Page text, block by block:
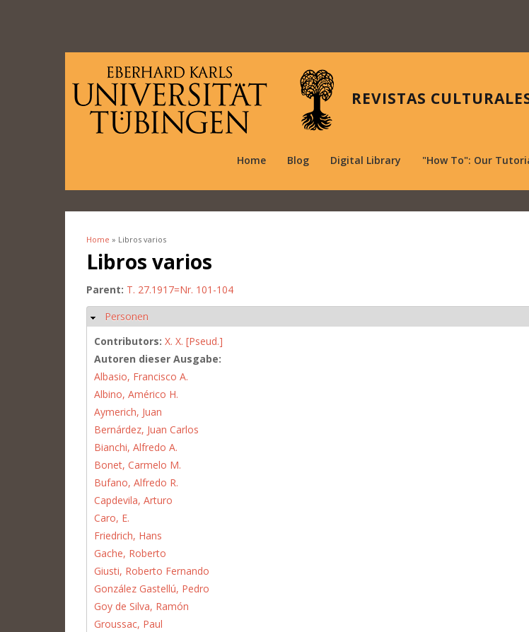
REVISTAS
Home Blog Digital Library "How To": Our
You are here
Home » Libros varios
Libros varios
Parent: T. 27.1917=Nr. 101-104
Hide
Personen
Contributors: X. X. [Pseud.]
Autoren dieser Ausgabe:
Albasio, Francisco A.
Albino, Américo H.
Aymerich, Juan
Bernárdez, Juan Carlos
Bianchi, Alfredo A.
Bonet, Carmelo M.
Bufano, Alfredo R.
Capdevila, Arturo
Caro, E.
Friedrich, Hans
Gache, Roberto
Giusti, Roberto Fernando
González Gastellú, Pedro
Goy de Silva, Ramón
Groussac, Paul